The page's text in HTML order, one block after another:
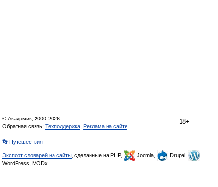
18+
© Академик, 2000-2026
Обратная связь: Техподдержка Реклама на сайте
👣 Путешествия
Экспорт словарей на сайты , сделанные на PHP, Joomla,
Drupal,
WordPress, MODx.